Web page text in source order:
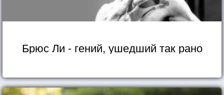
Брюс Ли - гений, ушедший так рано